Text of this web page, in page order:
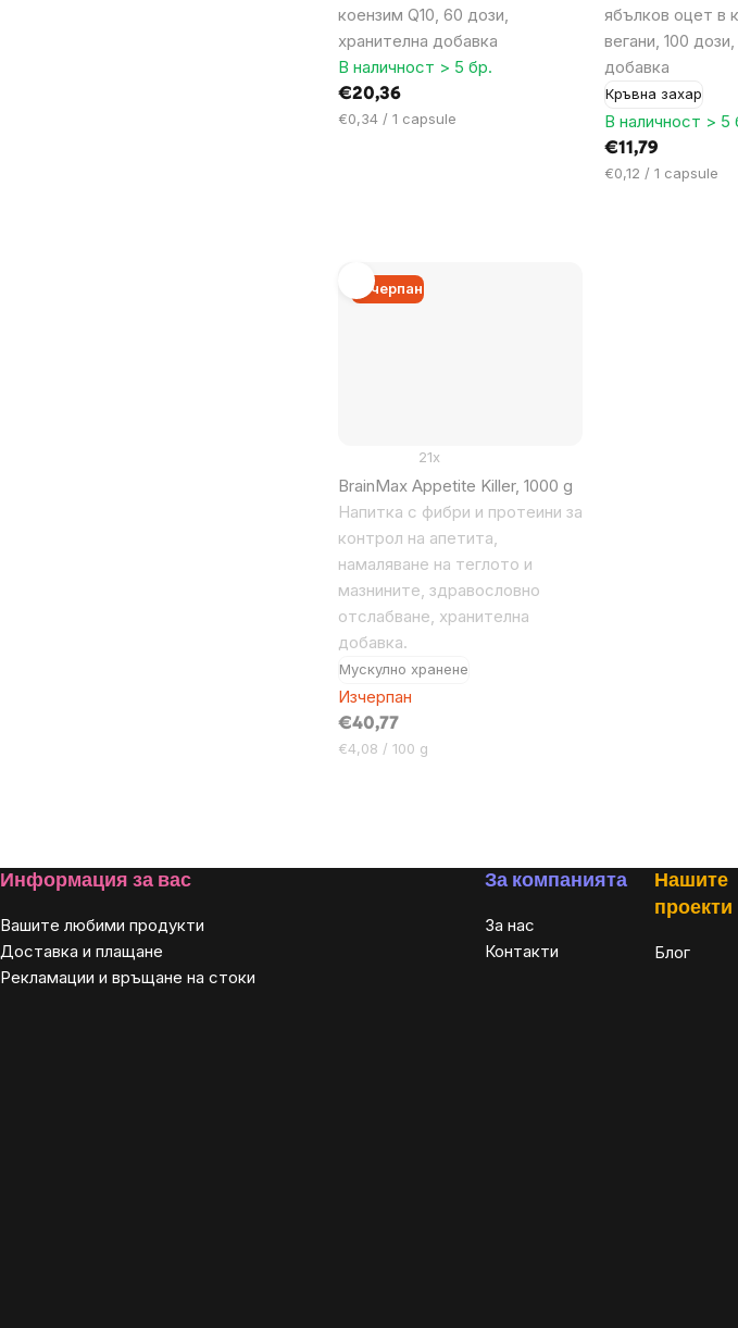
коензим Q10, 60 дози,
хранителна добавка
В наличност > 5 бр.
€20,36
Цена
€0,34 / 1 capsule
ябълков оцет в
вегани, 100
добавка
Кръвна захар
В наличност > 5
€11,79
Цена
€0,12 / 1 capsule
Изчерпан
BrainMax Appetite Killer, 1000 g
Напитка с фибри и протеини за
контрол на апетита,
намаляване на теглото и
мазнините, здравословно
отслабване, хранителна
добавка.
Мускулно хранене
21x
Изчерпан
€40,77
Цена
€4,08 / 100 g
controls
Footer
Информация за вас
Вашите любими продукти
Доставка и плащане
Рекламации и връщане на стоки
За компанията
За нас
Контакти
Нашите
проекти
Блог